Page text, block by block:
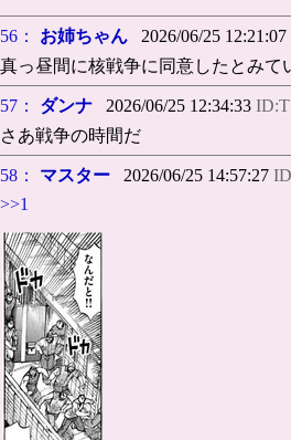
56： お姉ちゃん 2026/06/25 12:21:07
真っ昼間に核戦争に同意したとみて
57： ダンナ 2026/06/25 12:34:33
さあ戦争の時間だ
58： マスター 2026/06/25 14:57:27
>>1